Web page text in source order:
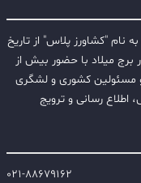
نام "کشاورز پلاس" از تاریخ
مهندس در برج میلاد با حضور بیش از
و مسئولین کشوری و لشگری
اطلاع رسانی و ترویج
۰۲۱-۸۸۶۷۹۱۶۲